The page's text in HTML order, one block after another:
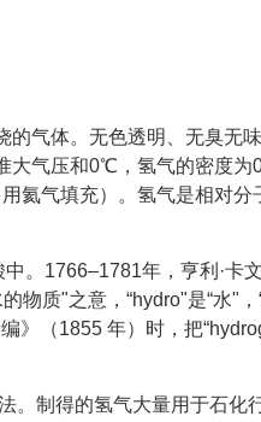
气体。无色透明、无臭无
大气压和0℃，氢气的密度为
氦气填充）。氢气是相对分
。1766–1781年， 亨利·卡
物质"之意，“hydro"是“水"
》（1855 年）时，把
。制得的氢气大量用于石化